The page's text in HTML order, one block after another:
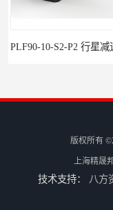
版权所有
上海精晟
技术支持： 八方